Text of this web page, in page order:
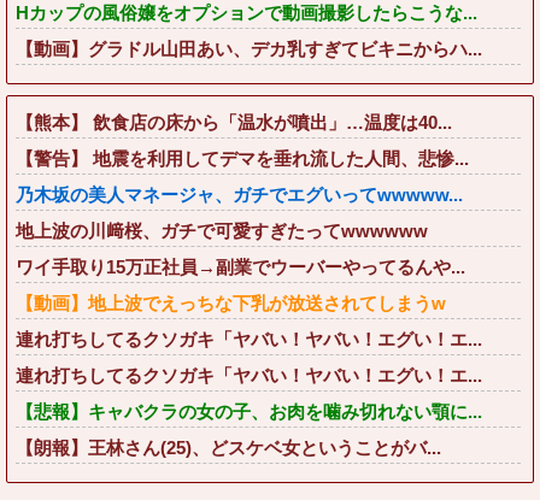
Hカップの風俗嬢をオプションで動画撮影したらこうな...
【動画】グラドル山田あい、デカ乳すぎてビキニからハ...
【熊本】 飲食店の床から「温水が噴出」…温度は40...
【警告】 地震を利用してデマを垂れ流した人間、悲惨...
乃木坂の美人マネージャ、ガチでエグいってwwwww...
地上波の川﨑桜、ガチで可愛すぎたってwwwwww
ワイ手取り15万正社員→副業でウーバーやってるんや...
【動画】地上波でえっちな下乳が放送されてしまうw
連れ打ちしてるクソガキ「ヤバい！ヤバい！エグい！エ...
連れ打ちしてるクソガキ「ヤバい！ヤバい！エグい！エ...
【悲報】キャバクラの女の子、お肉を噛み切れない顎に...
【朗報】王林さん(25)、どスケベ女ということがバ...